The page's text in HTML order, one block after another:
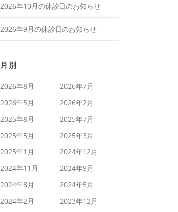
2026年10月の休診日のお知らせ
2026年9月の休診日のお知らせ
月別
2026年8月
2026年7月
2026年5月
2026年2月
2025年8月
2025年7月
2025年5月
2025年3月
2025年1月
2024年12月
2024年11月
2024年9月
2024年8月
2024年5月
2024年2月
2023年12月